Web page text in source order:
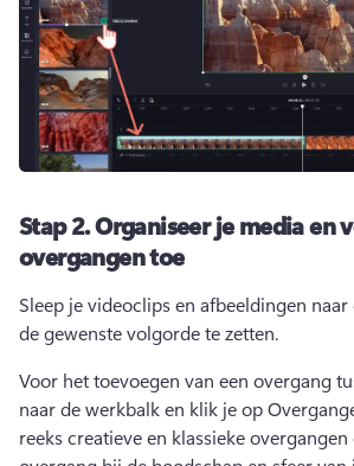
Stap 2.Organiseer je media en
overgangen toe
Sleep je videoclips en afbeeldingen
de gewenste volgorde te zetten.
Voor het toevoegen van een overgang
naar de werkbalk en klik je op
reeks creatieve en klassieke